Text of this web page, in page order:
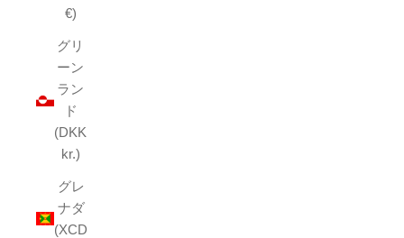
€)
グリ
ーン
ラン
ド
(DKK
kr.)
グレ
ナダ
(XCD